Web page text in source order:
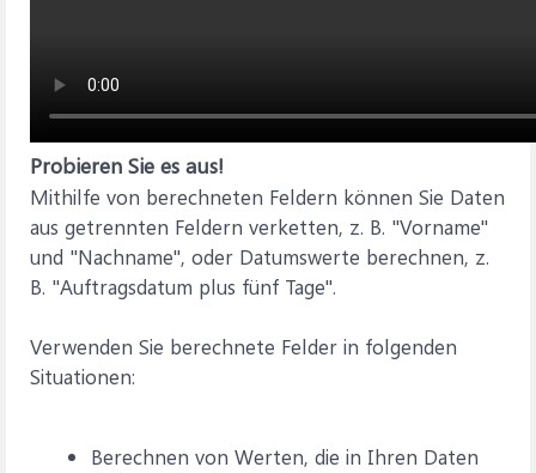
Probieren Sie es aus!
Mithilfe von berechneten Feldern können Sie Daten
aus getrennten Feldern verketten, z. B. "Vorname"
und "Nachname", oder Datumswerte berechnen, z.
B. "Auftragsdatum plus fünf Tage".
Verwenden Sie berechnete Felder in folgenden
Situationen:
Berechnen von Werten, die in Ihren Daten